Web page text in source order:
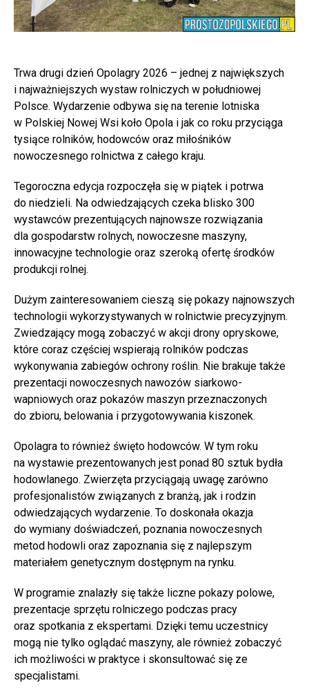
Trwa drugi dzień Opolagry 2026 – jednej z największych
i najważniejszych wystaw rolniczych w południowej
Polsce. Wydarzenie odbywa się na terenie lotniska
w Polskiej Nowej Wsi koło Opola i jak co roku przyciąga
tysiące rolników, hodowców oraz miłośników
nowoczesnego rolnictwa z całego kraju.
Tegoroczna edycja rozpoczęła się w piątek i potrwa
do niedzieli. Na odwiedzających czeka blisko 300
wystawców prezentujących najnowsze rozwiązania
dla gospodarstw rolnych, nowoczesne maszyny,
innowacyjne technologie oraz szeroką ofertę środków
produkcji rolnej.
Dużym zainteresowaniem cieszą się pokazy najnowszych
technologii wykorzystywanych w rolnictwie precyzyjnym.
Zwiedzający mogą zobaczyć w akcji drony opryskowe,
które coraz częściej wspierają rolników podczas
wykonywania zabiegów ochrony roślin. Nie brakuje także
prezentacji nowoczesnych nawozów siarkowo-
wapniowych oraz pokazów maszyn przeznaczonych
do zbioru, belowania i przygotowywania kiszonek.
Opolagra to również święto hodowców. W tym roku
na wystawie prezentowanych jest ponad 80 sztuk bydła
hodowlanego. Zwierzęta przyciągają uwagę zarówno
profesjonalistów związanych z branżą, jak i rodzin
odwiedzających wydarzenie. To doskonała okazja
do wymiany doświadczeń, poznania nowoczesnych
metod hodowli oraz zapoznania się z najlepszym
materiałem genetycznym dostępnym na rynku.
W programie znalazły się także liczne pokazy polowe,
prezentacje sprzętu rolniczego podczas pracy
oraz spotkania z ekspertami. Dzięki temu uczestnicy
mogą nie tylko oglądać maszyny, ale również zobaczyć
ich możliwości w praktyce i skonsultować się ze
specjalistami.